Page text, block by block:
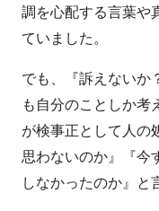
調を心配する言葉や
ていました。
でも、『訴えないか
も自分のことしか
が検事正として人の
思わないのか』『今
しなかったのか』と